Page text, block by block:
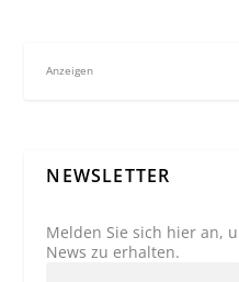
Anzeigen
NEWSLETTER
Melden Sie sich hier an,
News zu erhalten.